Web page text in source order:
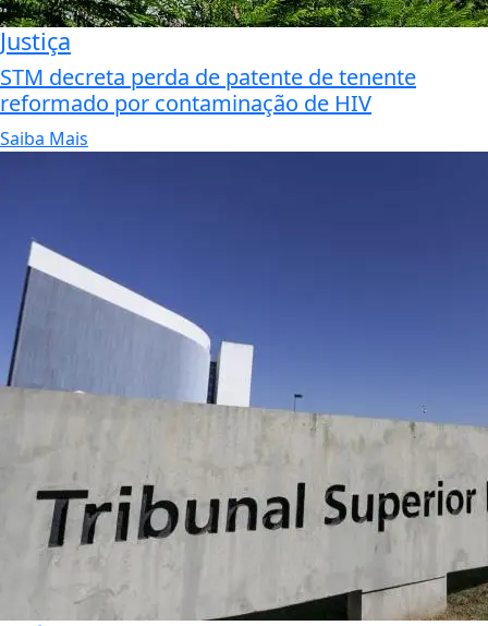
Justiça
STM decreta perda de patente de tenente
reformado por contaminação de HIV
Saiba Mais